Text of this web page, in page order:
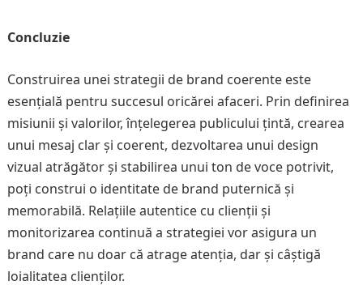
Concluzie
Construirea unei strategii de brand coerente este
esențială pentru succesul oricărei afaceri. Prin definirea
misiunii și valorilor, înțelegerea publicului țintă, crearea
unui mesaj clar și coerent, dezvoltarea unui design
vizual atrăgător și stabilirea unui ton de voce potrivit,
poți construi o identitate de brand puternică și
memorabilă. Relațiile autentice cu clienții și
monitorizarea continuă a strategiei vor asigura un
brand care nu doar că atrage atenția, dar și câștigă
loialitatea clienților.